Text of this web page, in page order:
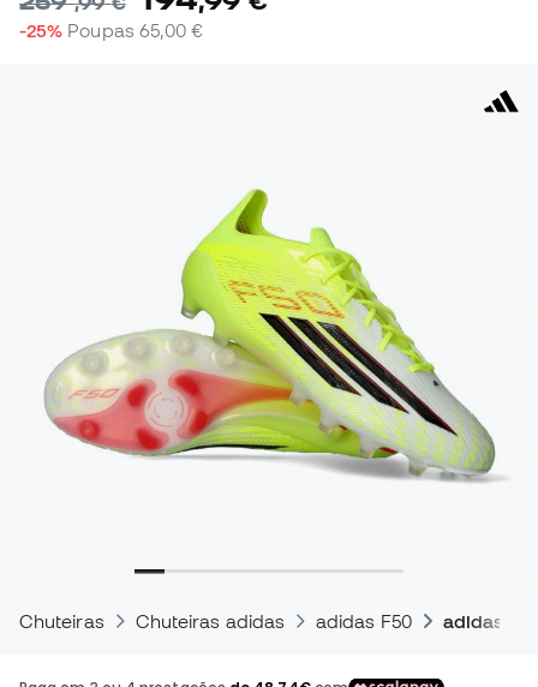
-25% Poupas 65,00 €
Chuteiras Chuteiras adidas adidas F50 adidas